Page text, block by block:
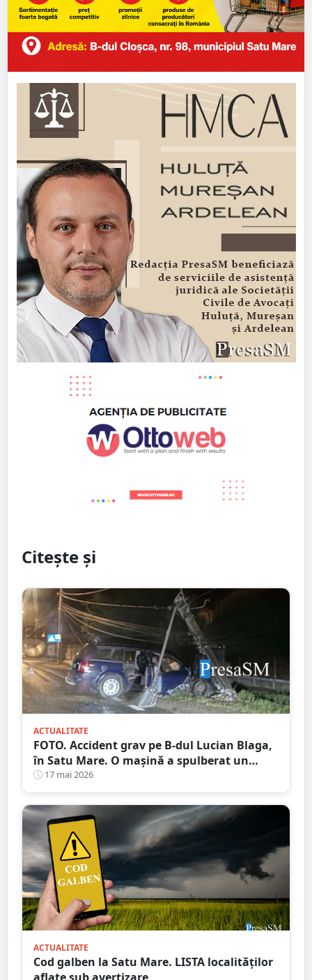
Citește și
ACTUALITATE
FOTO. Accident grav pe B-dul Lucian Blaga,
în Satu Mare. O mașină a spulberat un
stâlp
17 mai 2026
ACTUALITATE
Cod galben la Satu Mare. LISTA localităților